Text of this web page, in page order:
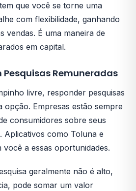
que você se torne uma
com flexibilidade, ganhando
vendas. É uma maneira de
em capital.
Remuneradas
livre, responder pesquisas
opção. Empresas estão sempre
consumidores sobre seus
Aplicativos como Toluna e
você a essas oportunidades.
geralmente não é alto,
pode somar um valor